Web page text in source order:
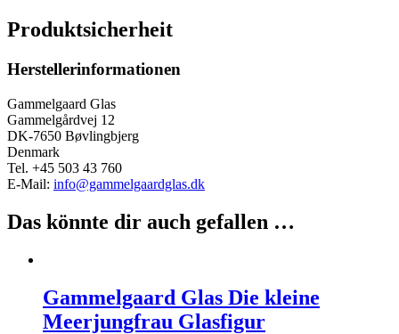
Produktsicherheit
Herstellerinformationen
Gammelgaard Glas
Gammelgårdvej 12
DK-7650 Bøvlingbjerg
Denmark
Tel. +45 503 43 760
E-Mail: info@gammelgaardglas.dk
Das könnte dir auch gefallen …
Gammelgaard Glas Die kleine
Meerjungfrau Glasfigur